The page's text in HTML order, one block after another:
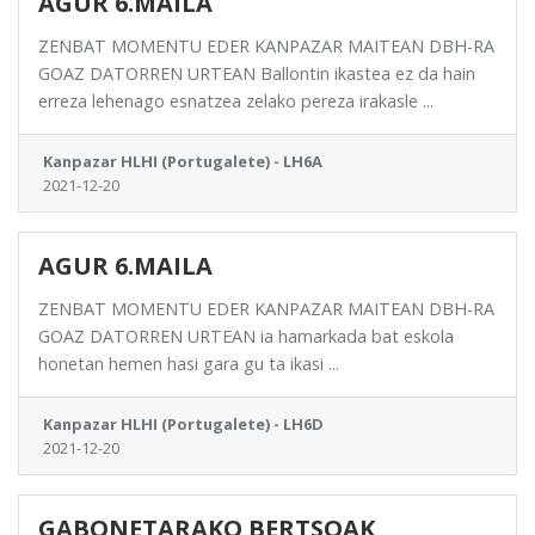
ZENBAT MOMENTU EDER KANPAZAR MAITEAN DBH-RA
GOAZ DATORREN URTEAN Ballontin ikastea ez da hain
erreza lehenago esnatzea zelako pereza irakasle ...
Kanpazar HLHI (Portugalete) - LH6A
2021-12-20
AGUR 6.MAILA
ZENBAT MOMENTU EDER KANPAZAR MAITEAN DBH-RA
GOAZ DATORREN URTEAN ia hamarkada bat eskola
honetan hemen hasi gara gu ta ikasi ...
Kanpazar HLHI (Portugalete) - LH6D
2021-12-20
GABONETARAKO BERTSOAK